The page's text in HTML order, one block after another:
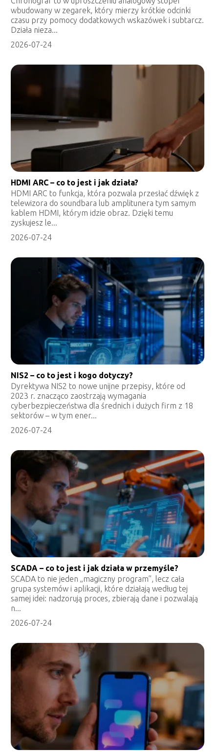
wbudowany w zegarek, który mierzy krótkie odcinki
czasu przy pomocy dodatkowych wskazówek i subtarcz.
Działa nieza...
2026-07-24
HDMI ARC – co to jest i jak działa?
HDMI ARC to funkcja, która pozwala przesłać dźwięk z
telewizora do soundbara lub amplitunera tym samym
kablem HDMI, którym idzie obraz. Dzięki temu
zyskujesz le...
2026-07-24
NIS2 – co to jest i kogo dotyczy?
Dyrektywa NIS2 to nowe unijne przepisy, które od
2023 r. znacząco zaostrzają wymagania
cyberbezpieczeństwa dla średnich i dużych firm z 18
sektorów – w tym ener...
2026-07-24
SCADA – co to jest i jak działa w przemyśle?
SCADA to nie jeden „magiczny program”, lecz cała
grupa systemów i aplikacji, które działają według tej
samej idei: nadzorują proces, zbierają dane i pozwalają
n...
2026-07-24